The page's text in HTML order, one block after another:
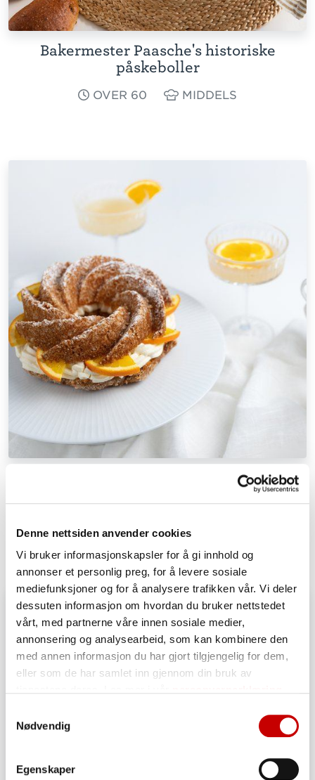
Denne nettsiden anvender cookies
Vi bruker informasjonskapsler for å gi innhold og
annonser et personlig preg, for å levere sosiale
mediefunksjoner og for å analysere trafikken vår. Vi deler
dessuten informasjon om hvordan du bruker nettstedet
vårt, med partnerne våre innen sosiale medier,
annonsering og analysearbeid, som kan kombinere den
med annen informasjon du har gjort tilgjengelig for dem,
eller som de har samlet inn gjennom din bruk av
Nødvendig
Egenskaper
Bakermester Paasche's historiske
påskeboller
OVER 60 MIDDELS
Kardemommekake med mandelfyll,